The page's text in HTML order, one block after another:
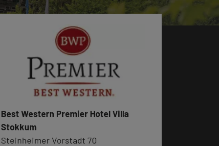
Best Western Premier Hotel Villa
Stokkum
Steinheimer Vorstadt 70